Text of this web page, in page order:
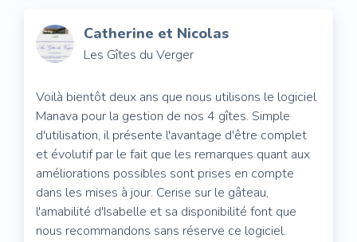
Catherine et Nicolas
Les Gîtes du Verger
Voilà bientôt deux ans que nous utilisons le logiciel
Manava pour la gestion de nos 4 gîtes. Simple
d'utilisation, il présente l'avantage d'être complet
et évolutif par le fait que les remarques quant aux
améliorations possibles sont prises en compte
dans les mises à jour. Cerise sur le gâteau,
l'amabilité d'Isabelle et sa disponibilité font que
nous recommandons sans réserve ce logiciel.